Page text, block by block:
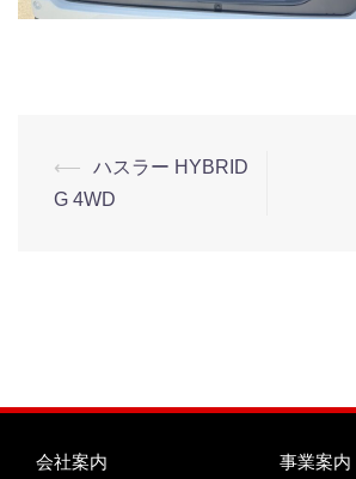
⟵
ハスラー HYBRID
G 4WD
会社案内 事業案内